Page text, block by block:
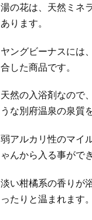
湯の花は、天然ミネ
あります。
ヤングビーナスには
合した商品です。
天然の入浴剤なので
うな別府温泉の泉質
弱アルカリ性のマイ
ゃんから入る事がで
淡い柑橘系の香りが
ったりと温まれます。